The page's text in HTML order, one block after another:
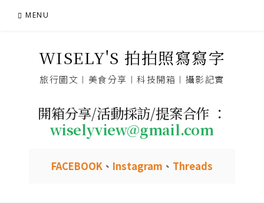
MENU
WISELY'S 拍拍照寫寫字
旅行圖文︱美食分享︱科技開箱︱攝影記實
開箱分享/活動採訪/提案合作 ：
wiselyview@gmail.com
FACEBOOK 、 Instagram 、 Threads